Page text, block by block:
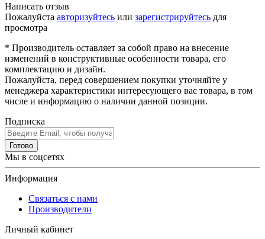
Написать отзыв
Пожалуйста авторизуйтесь или зарегистрируйтесь для
просмотра
* Производитель оставляет за собой право на внесение
изменений в конструктивные особенности товара, его
комплектацию и дизайн.
Пожалуйста, перед совершением покупки уточняйте у
менеджера характеристики интересующего вас товара, в том
числе и информацию о наличии данной позиции.
Подписка
Готово
Мы в соцсетях
Информация
Связаться с нами
Производители
Личный кабинет